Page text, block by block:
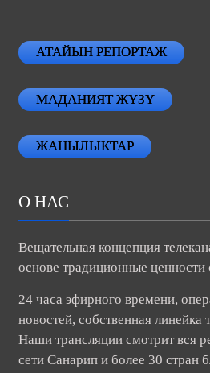
АТАЙЫН РЕПОРТАЖ
МАДАНИЯТ ЖҮЗҮ
ЖАНЫЛЫКТАР
О НАС
Вещательная концепция
основе традиционные ценности
24 часа эфирного времени,
новостей, собственная
Наши трансляции смотрит вся
сети Санарип и более 30 стран